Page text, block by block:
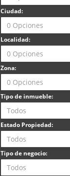
Ciudad:
0 Opciones
Localidad:
0 Opciones
Zona:
0 Opciones
Tipo de inmueble:
Todos
Estado Propiedad:
Todos
Tipo de negocio:
Todos